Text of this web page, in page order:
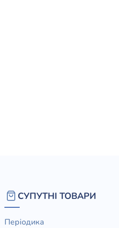
СУПУТНІ ТОВАРИ
Періодика